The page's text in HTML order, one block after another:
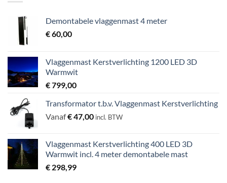
Demontabele vlaggenmast 4 meter
€60,00
Vlaggenmast Kerstverlichting 1200 LED 3D
Warmwit
€799,00
Transformator t.b.v. Vlaggenmast Kerstverlichting
Vanaf€47,00 incl. BTW
Vlaggenmast Kerstverlichting 400 LED 3D
Warmwit incl. 4 meter demontabele mast
€ 298,99